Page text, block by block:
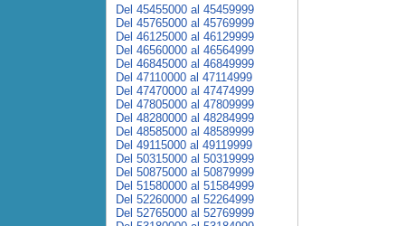
Del 45455000 al 45459999
Del 45765000 al 45769999
Del 46125000 al 46129999
Del 46560000 al 46564999
Del 46845000 al 46849999
Del 47110000 al 47114999
Del 47470000 al 47474999
Del 47805000 al 47809999
Del 48280000 al 48284999
Del 48585000 al 48589999
Del 49115000 al 49119999
Del 50315000 al 50319999
Del 50875000 al 50879999
Del 51580000 al 51584999
Del 52260000 al 52264999
Del 52765000 al 52769999